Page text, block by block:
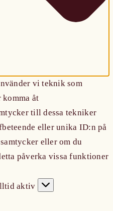
vi teknik som
åt
till dessa tekniker
eller unika ID:n på
eller om du
påverka vissa funktioner
aktiv